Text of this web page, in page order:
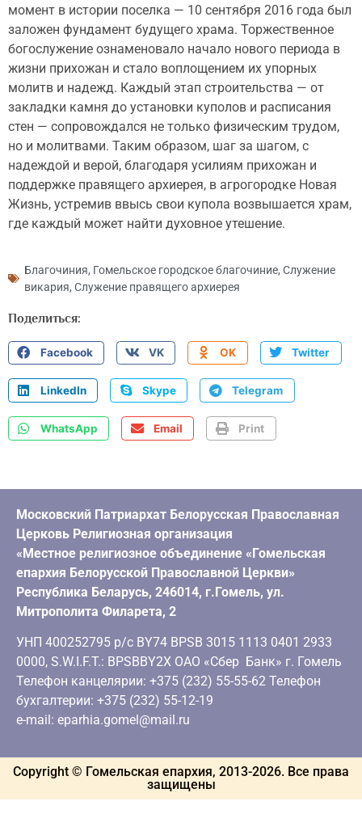
момент в истории поселка — 10 сентября 2016 года был
заложен фундамент будущего храма. Торжественное
богослужение ознаменовало начало нового периода в
жизни прихожан и стало воплощением их упорных
молитв и надежд. Каждый этап строительства — от
закладки камня до установки куполов и расписания
стен — сопровождался не только физическим трудом,
но и молитвами. Таким образом, шаг за шагом, с
надеждой и верой, благодаря усилиям прихожан и
поддержке правящего архиерея, в агрогородке Новая
Жизнь, устремив ввысь свои купола возвышается храм,
где каждый может найти духовное утешение.
Благочиния, Гомельское городское благочиние, Служение
викария, Служение правящего архиерея
Поделиться:
Facebook VK OK Twitter
LinkedIn Skype Telegram
WhatsApp Email Print
Московский Патриархат Белорусская Православная
Церковь Религиозная организация
«Местное религиозное объединение «Гомельская
епархия Белорусской Православной Церкви»
Республика Беларусь, 246014, г.Гомель, ул.
Митрополита Филарета, 2
УНП 400252795 р/с BY74 BPSB 3015 1113 0401 2933
0000, S.W.I.F.T.: BPSBBY2X ОАО «Сбер Банк» г. Гомель
Телефон канцелярии: +375 (232) 55-55-62 Телефон
бухгалтерии: +375 (232) 55-12-19
e-mail: eparhia.gomel@mail.ru
Copyright © Гомельская епархия, 2013-2026. Все права
защищены